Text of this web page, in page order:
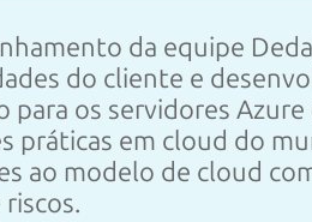
da equipe
do cliente e
para os servidores
práticas em cloud do
ao modelo de cloud